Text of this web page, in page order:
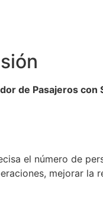
de Pasajeros
el número de
mejorar la